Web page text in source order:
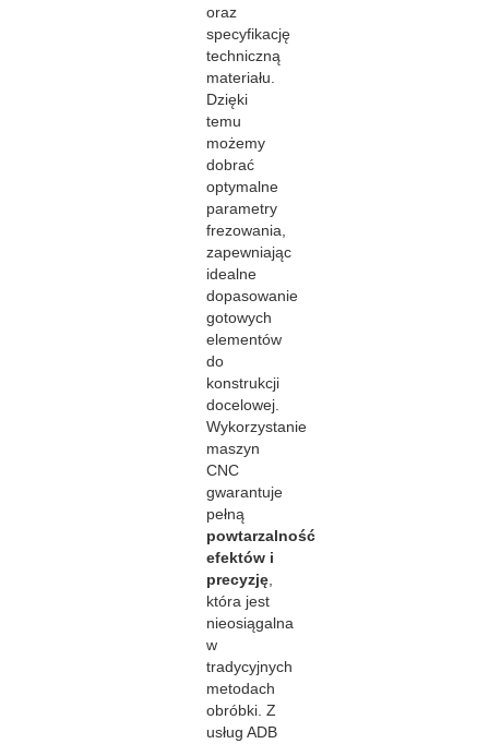
oraz
specyfikację
techniczną
materiału.
Dzięki
temu
możemy
dobrać
optymalne
parametry
frezowania,
zapewniając
idealne
dopasowanie
gotowych
elementów
do
konstrukcji
docelowej.
Wykorzystanie
maszyn
CNC
gwarantuje
pełną
powtarzalność
efektów i
precyzję
która jest
nieosiągalna
w
tradycyjnych
metodach
obróbki. Z
usług ADB